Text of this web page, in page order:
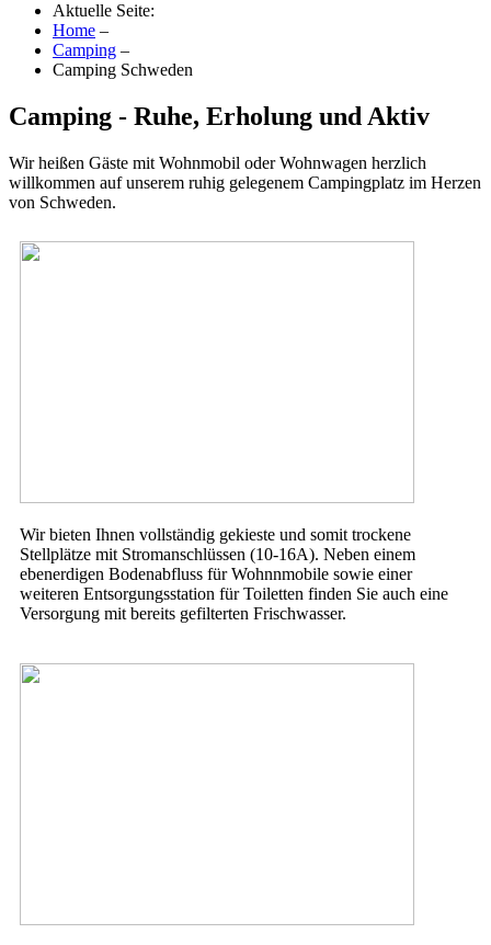
Aktuelle Seite:
Home –
Camping –
Camping Schweden
Camping - Ruhe, Erholung und Aktiv
Wir heißen Gäste mit Wohnmobil oder Wohnwagen herzlich
willkommen auf unserem ruhig gelegenem Campingplatz im Herzen
von Schweden.
Wir bieten Ihnen vollständig gekieste und somit trockene
Stellplätze mit Stromanschlüssen (10-16A). Neben einem
ebenerdigen Bodenabfluss für Wohnnmobile sowie einer
weiteren Entsorgungsstation für Toiletten finden Sie auch eine
Versorgung mit bereits gefilterten Frischwasser.